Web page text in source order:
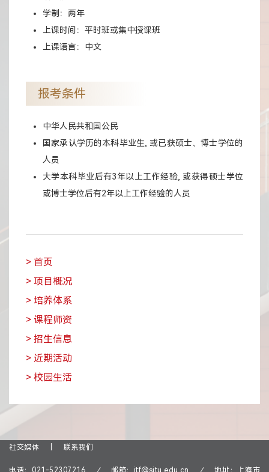
学制：两年
上课时间：平时班或集中授课班
上课语言：中文
报考条件
中华人民共和国公民
国家承认学历的本科毕业生, 或已获硕士、博士学位的
人员
大学本科毕业后有3年以上工作经验, 或获得硕士学位
或博士学位后有2年以上工作经验的人员
> 首页
> 项目概况
> 培养体系
> 课程师资
> 招生信息
> 近期活动
> 校园生活
社交媒体 联系我们
电话： 021-52307216 / 邮箱： itf@sjtu.edu.cn / 地址：上海市